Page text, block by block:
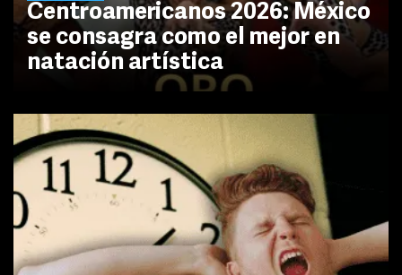
Centroamericanos 2026: México
se consagra como el mejor en
natación artística